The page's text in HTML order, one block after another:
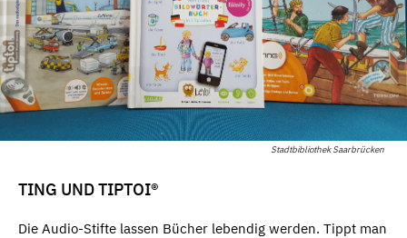
Stadtbibliothek Saarbrücken
TING UND TIPTOI®
Die Audio-Stifte lassen Bücher lebendig werden. Tippt man